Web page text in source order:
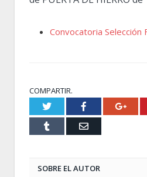
Convocatoria Selección
COMPARTIR.
Twitter Facebook
Email
SOBRE EL AUTOR